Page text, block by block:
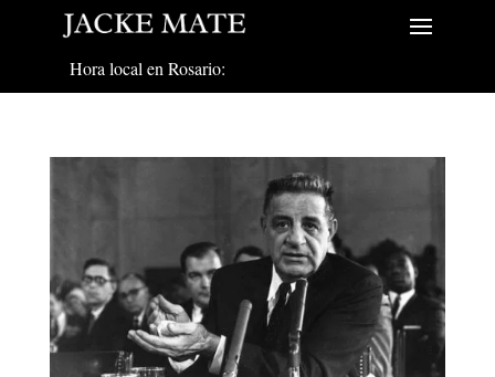
Hora local en Rosario: